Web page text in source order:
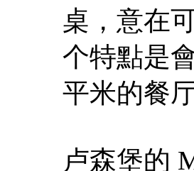
桌，意在
个特點是
平米的餐
卢森堡的